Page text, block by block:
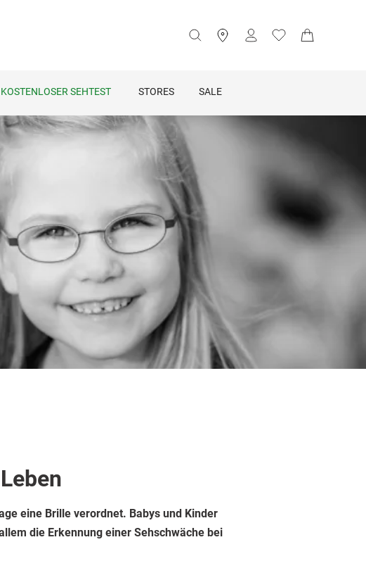
KOSTENLOSER SEHTEST STORES SALE
eine Brille verordnet. Babys und Kinder
die Erkennung einer Sehschwäche bei